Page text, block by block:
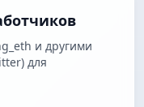
и другими
для